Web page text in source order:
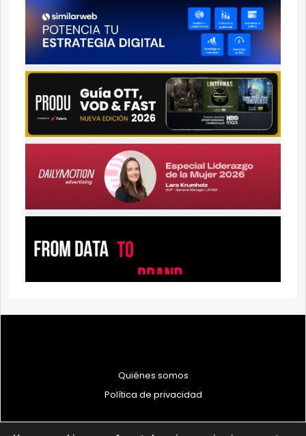
Quiénes somos
Política de privacidad